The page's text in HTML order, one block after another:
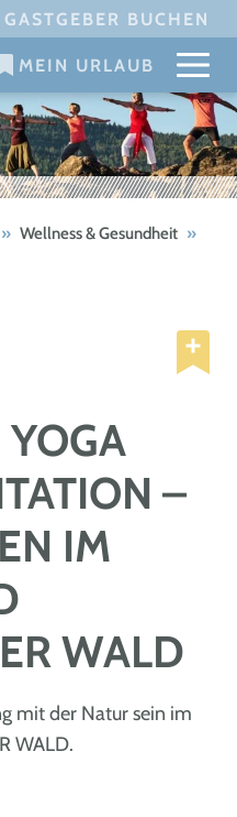
GASTGEBER BUCHEN
MEIN URLAUB
» Wellness & Gesundheit »
–
IM
WALD
mit der Natur sein im
WALD.